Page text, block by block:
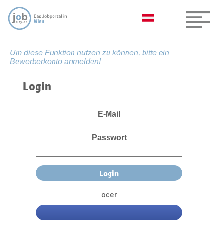
Um diese Funktion nutzen zu können, bitte ein
Bewerberkonto anmelden!
Login
E-Mail
Passwort
oder